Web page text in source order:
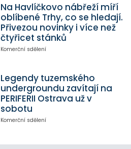
Na Havlíčkovo nábřeží míří
oblíbené Trhy, co se hledají.
Přivezou novinky i více než
čtyřicet stánků
Komerční sdělení
Legendy tuzemského
undergroundu zavítají na
PERIFERII Ostrava už v
sobotu
Komerční sdělení